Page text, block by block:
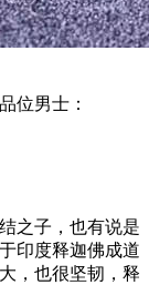
位男士：
之子，也有说是
印度释迦佛成道
，也很坚韧，释